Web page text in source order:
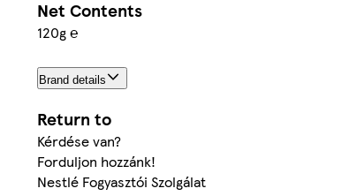
Net Contents
120g ℮
Brand details
Return to
Kérdése van?
Forduljon hozzánk!
Nestlé Fogyasztói Szolgálat